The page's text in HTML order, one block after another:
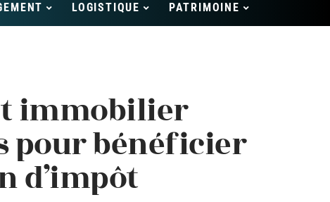
LOGISTIQUE PATRIMOINE
immobilier
pour bénéficier
d’impôt